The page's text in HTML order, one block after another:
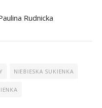
Rudnicka
NIEBIESKA SUKIENKA